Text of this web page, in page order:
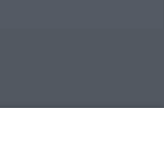
Informacyjny Miasta